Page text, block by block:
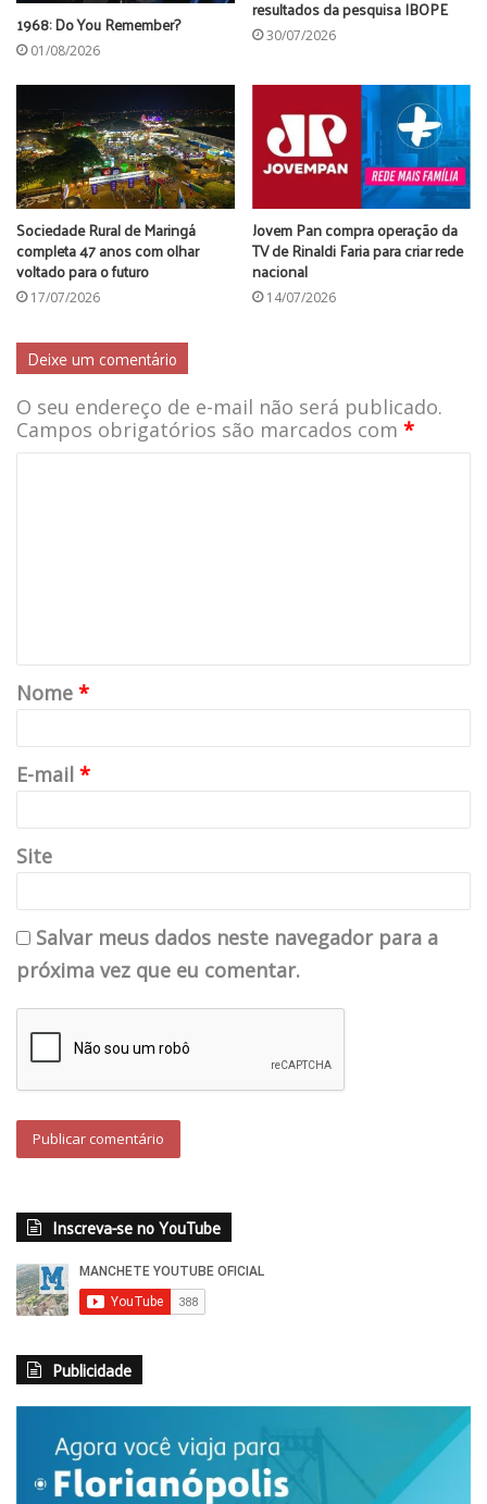
1968: Do You Remember?
01/08/2026
resultados da pesquisa IBOPE
30/07/2026
Sociedade Rural de Maringá
completa 47 anos com olhar
voltado para o futuro
17/07/2026
Jovem Pan compra operação da
TV de Rinaldi Faria para criar rede
nacional
14/07/2026
Deixe um comentário
O seu endereço de e-mail não será publicado.
Campos obrigatórios são marcados com *
Nome *
E-mail *
Site
Salvar meus dados neste navegador para a
próxima vez que eu comentar.
Inscreva-se no YouTube
Publicidade